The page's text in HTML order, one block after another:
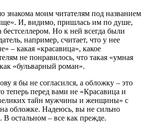
знакома моим читателям под названием
И, видимо, пришлась им по душе,
бестселлером. Но к ней всегда были
например, считает, что у нее
– какая «красавица», какое
не понравилось, что такая «умная
«бульварный роман».
я бы не согласился, а обложку – это
теперь перед вами не «Красавица и
тайн мужчины и женщины» с
обложке. Надеюсь, вы не сильно
остальном – все как прежде.